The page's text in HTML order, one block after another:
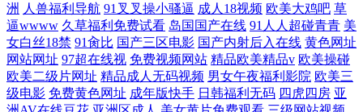
洲 人兽福利导航 91叉叉操小骚逼 成人18视频 欧美大鸡吧 草
逼wwww 久草福利免费试看 岛国国产在线 91人人超碰青青 美
女白丝18禁 91肏比 国产三区电影 国产内射后入在线 黄色网址
网站网址 97超在线视 免费视频网站 精品欧美精品v 欧美操碰
欧美二级片网址 精品成人无码视频 男女午夜福利影院 欧美三
级电影 免费黄色网址 成年版快手 日韩福利无码 四虎四房 亚